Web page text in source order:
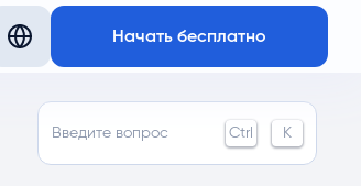
Начать бесплатно
Введите вопрос Ctrl K